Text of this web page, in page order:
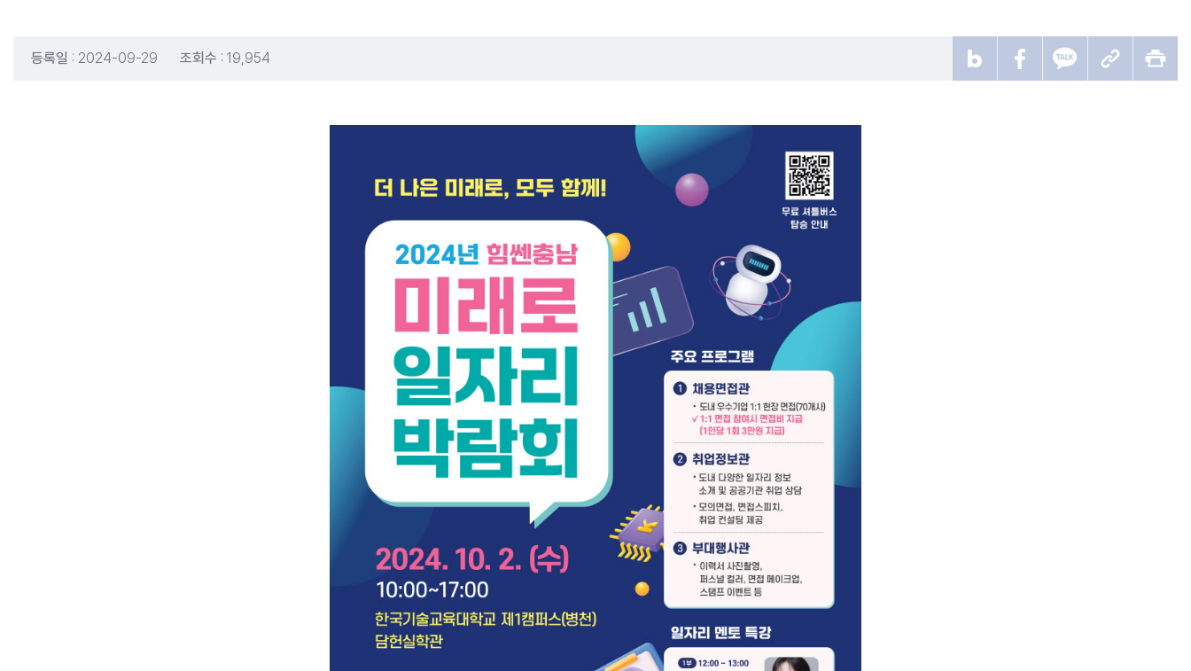
등록일 : 2024-09-29 조회수 : 19,954